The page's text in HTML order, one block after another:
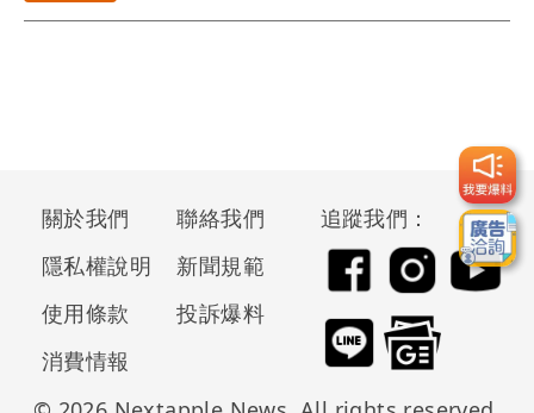
關於我們
聯絡我們
隱私權說明
新聞規範
使用條款
投訴爆料
消費情報
追蹤我們：